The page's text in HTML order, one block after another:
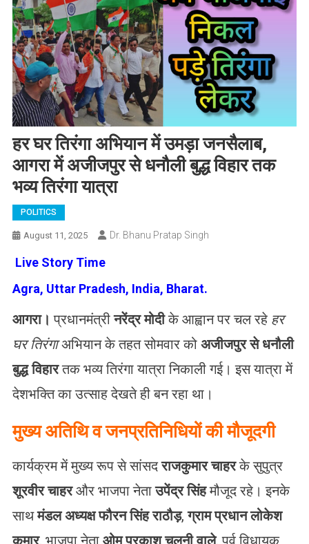
हर घर तिरंगा अभियान में उमड़ा जनसैलाब,
आगरा में अजीजपुर से धनौली बुद्ध विहार तक
भव्य तिरंगा यात्रा
POLITICS
August 11, 2025 Dr. Bhanu Pratap Singh
Live Story Time
Agra, Uttar Pradesh, India, Bharat.
आगरा। प्रधानमंत्रीनरेंद्र मोदीके आह्वान पर चल रहे हर
घर तिरंगाअभियान के तहत सोमवार को अजीजपुर से धनौली
बुद्ध विहारतक भव्य तिरंगा यात्रा निकाली गई। इस यात्रा में
देशभक्ति का उत्साह देखते ही बन रहा था।
मुख्य अतिथि व जनप्रतिनिधियों की मौजूदगी
कार्यक्रम में मुख्य रूप से सांसदराजकुमार चाहरके सुपुत्र
शूरवीर चाहरऔर भाजपा नेताउपेंद्र सिंहमौजूद रहे। इनके
साथमंडल अध्यक्ष फौरन सिंह राठौड़,ग्राम प्रधान लोकेश
कुमार, भाजपा नेता ओम प्रकाश चलनी वाले, पूर्व विधायक